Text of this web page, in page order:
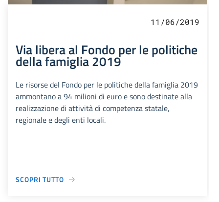
11/06/2019
Via libera al Fondo per le politiche
della famiglia 2019
Le risorse del Fondo per le politiche della famiglia 2019
ammontano a 94 milioni di euro e sono destinate alla
realizzazione di attività di competenza statale,
regionale e degli enti locali.
SCOPRI TUTTO